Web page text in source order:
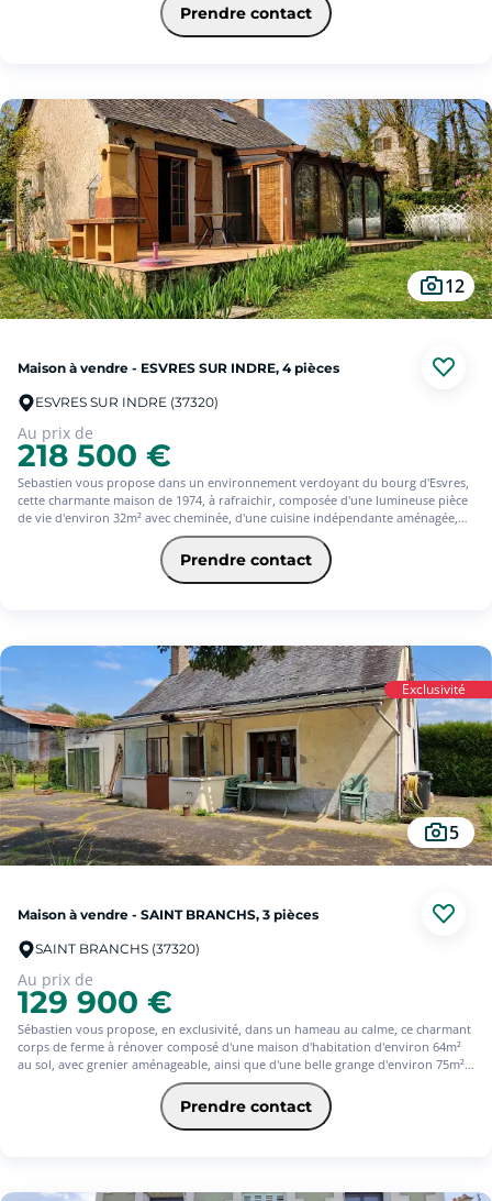
- A l'étage, quatre chambres, un bureau, une salle d'eau avec toilette.
- Un jardin clos de murs, une terrasse et un préau.
Cette maison est idéale pour accueillir une grande famille. Ecole à proximité .
Prendre contact
12
Maison à vendre - ESVRES SUR INDRE, 4 pièces
ESVRES SUR INDRE (37320)
Au prix de
218 500 €
Sebastien vous propose dans un environnement verdoyant du bourg d'Esvres,
cette charmante maison de 1974, à rafraichir, composée d'une lumineuse pièce
de vie d'environ 32m² avec cheminée, d'une cuisine indépendante aménagée,
ainsi que de 3 chambres dont 1 de plain-pied. Envie de plus? Sa véranda, son
garage indépendant et son jardin arboré de plus de 2000m² sans vis à vis
seront autant d'atouts au quotidien. Située à proximité des écoles/commerces,
tout en bénéficiant d'un environnement boisé, cette maison n'attend que votre
Prendre contact
Exclusivité
5
Maison à vendre - SAINT BRANCHS, 3 pièces
SAINT BRANCHS (37320)
Au prix de
129 900 €
Sébastien vous propose, en exclusivité, dans un hameau au calme, ce charmant
corps de ferme à rénover composé d'une maison d'habitation d'environ 64m²
au sol, avec grenier aménageable, ainsi que d'une belle grange d'environ 75m²
répartie en 3 volumes. Envie de plus? Vous apprécierez ses diverses
dépendances et remises, pouvant répondre à vos besoins de stockages et de
stationnement. Vaste jardin de plus de 2000m² avec puits. Un bien rare à St
Prendre contact